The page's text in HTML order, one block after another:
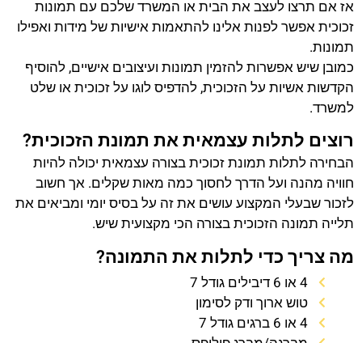
אז אם תרצו לעצב את הבית או המשרד שלכם עם תמונות
זכוכית אפשר לפנות אלינו להתאמות אישיות של מידות ואפילו
תמונות.
כמובן שיש אפשרות להזמין תמונות ועיצובים אישיים, להוסיף
הקדשות אשיות על הזכוכית, להדפיס לוגו על זכוכית או שלט
למשרד.
רוצים לתלות עצמאית את תמונת הזכוכית?
הבחירה לתלות תמונת זכוכית בצורה עצמאית יכולה להיות
חוויה מהנה ועל הדרך לחסוך כמה מאות שקלים. אך חשוב
לזכור שבעלי המקצוע עושים את זה על בסיס יומי ומביאים את
תלייה תמונה הזכוכית בצורה הכי מקצועית שיש.
מה צריך כדי לתלות את התמונה?
4 או 6 דיבילים גודל 7
טוש ארוך ודק לסימון
4 או 6 ברגים גודל 7